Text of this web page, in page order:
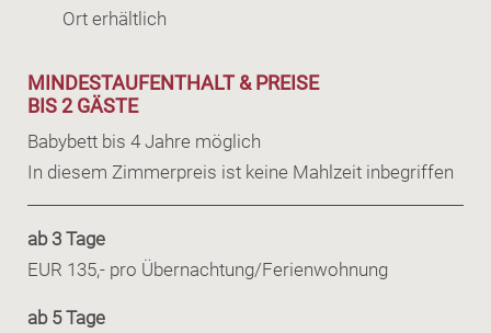
Ort erhältlich
MINDESTAUFENTHALT & PREISE
BIS 2 GÄSTE
Babybett bis 4 Jahre möglich
In diesem Zimmerpreis ist keine Mahlzeit inbegriffen
ab 3 Tage
EUR 135,- pro Übernachtung/Ferienwohnung
ab 5 Tage